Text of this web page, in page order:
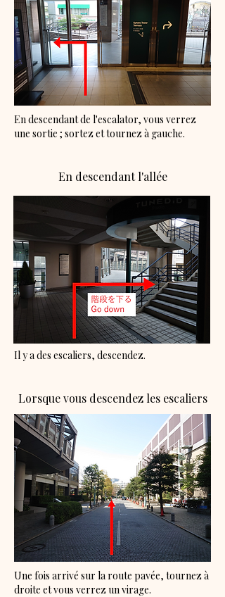
En descendant de l'escalator, vous verrez
une sortie ; sortez et tournez à gauche.
En descendant l'allée
Il y a des escaliers, descendez.
Lorsque vous descendez les escaliers
Une fois arrivé sur la route pavée, tournez à
droite et vous verrez un virage.